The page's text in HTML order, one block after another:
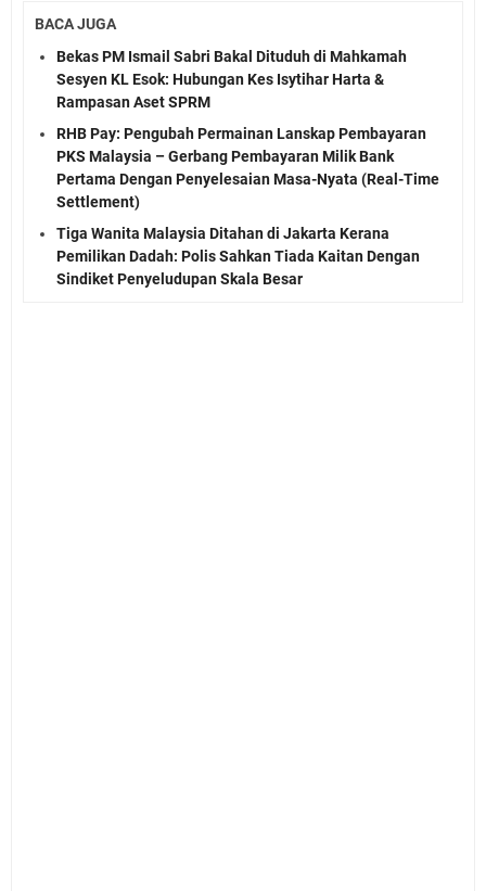
BACA JUGA
Bekas PM Ismail Sabri Bakal Dituduh di Mahkamah
Sesyen KL Esok: Hubungan Kes Isytihar Harta &
Rampasan Aset SPRM
RHB Pay: Pengubah Permainan Lanskap Pembayaran
PKS Malaysia – Gerbang Pembayaran Milik Bank
Pertama Dengan Penyelesaian Masa-Nyata (Real-Time
Settlement)
Tiga Wanita Malaysia Ditahan di Jakarta Kerana
Pemilikan Dadah: Polis Sahkan Tiada Kaitan Dengan
Sindiket Penyeludupan Skala Besar